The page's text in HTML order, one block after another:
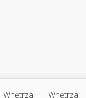
Wnętrza Wnętrza